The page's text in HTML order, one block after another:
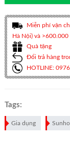
Miễn phí vận
Hà Nội) và
Quà tặng
Đổi trả hàng
HOTLINE:
Tags:
Gia dụng